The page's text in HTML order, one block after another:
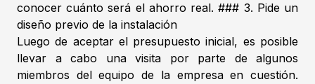
conocer cuánto será el ahorro real. ### 3. Pide un
diseño previo de la instalación
Luego de aceptar el presupuesto inicial, es posible
llevar a cabo una visita por parte de algunos
miembros del equipo de la empresa en cuestión.